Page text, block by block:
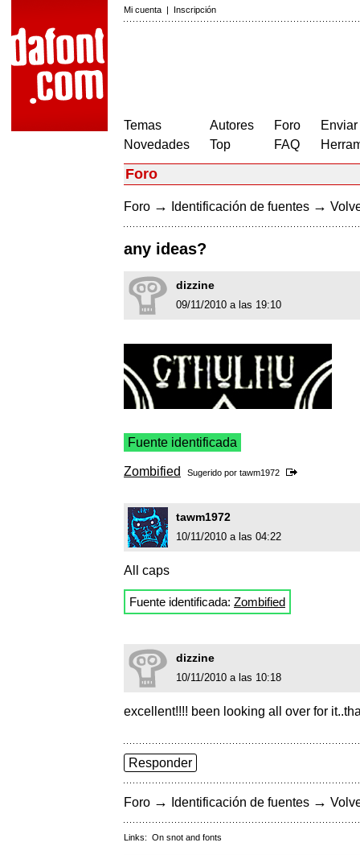
Mi cuenta | Inscripción
Temas
Novedades
Autores
Top
Foro
FAQ
Foro
Foro → Identificación de fuentes →
any ideas?
dizzine
09/11/2010 a las 19:10
Fuente identificada
Zombified Sugerido por tawm1972
tawm1972
10/11/2010 a las 04:22
All caps
Fuente identificada: Zombified
dizzine
10/11/2010 a las 10:18
excellent!!!! been looking all over for
Responder
Foro → Identificación de fuentes →
Links: On snot and fonts